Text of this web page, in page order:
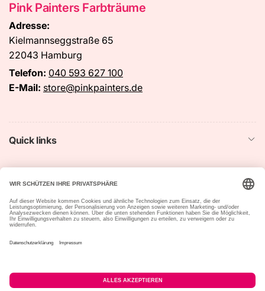
Pink Painters Farbträume
Adresse:
Kielmannseggstraße 65
22043 Hamburg
Telefon: 040 593 627 100
E-Mail: store@pinkpainters.de
Quick links
Startseite
Suchen
Impressum
Datenschutzerklärung
Widerrufsformular
Geschäftsbedingungen